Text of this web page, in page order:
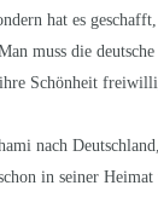
hat es
muss die
Schönheit
nach
in seiner